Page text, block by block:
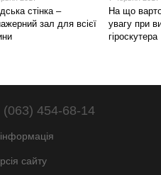
стінка –
зал для всієї
На що
увагу при
гіроскутера
(063) 454-68-14
сайту